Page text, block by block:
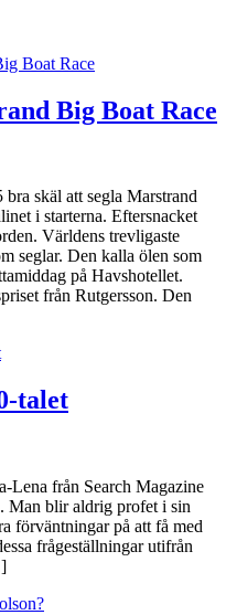
Big Boat Race
bra skäl att segla Marstrand
i starterna. Eftersnacket
Världens trevligaste
seglar. Den kalla ölen som
på Havshotellet.
från Rutgersson. Den
talet
Lena från Search Magazine
Man blir aldrig profet i sin
förväntningar på att få med
frågeställningar utifrån